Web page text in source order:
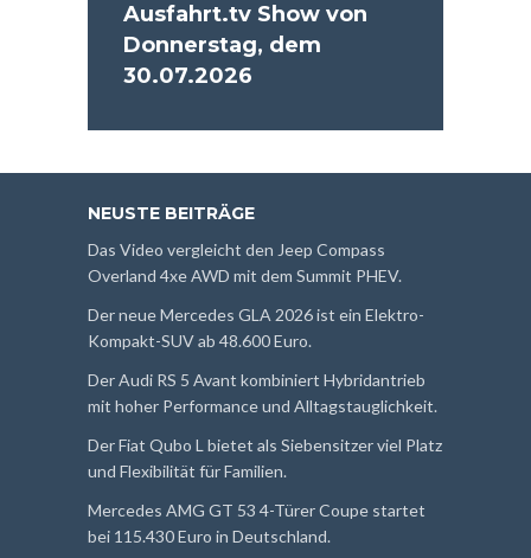
Ausfahrt.tv Show von
Donnerstag, dem
30.07.2026
NEUSTE BEITRÄGE
Das Video vergleicht den Jeep Compass
Overland 4xe AWD mit dem Summit PHEV.
Der neue Mercedes GLA 2026 ist ein Elektro-
Kompakt-SUV ab 48.600 Euro.
Der Audi RS 5 Avant kombiniert Hybridantrieb
mit hoher Performance und Alltagstauglichkeit.
Der Fiat Qubo L bietet als Siebensitzer viel Platz
und Flexibilität für Familien.
Mercedes AMG GT 53 4-Türer Coupe startet
bei 115.430 Euro in Deutschland.